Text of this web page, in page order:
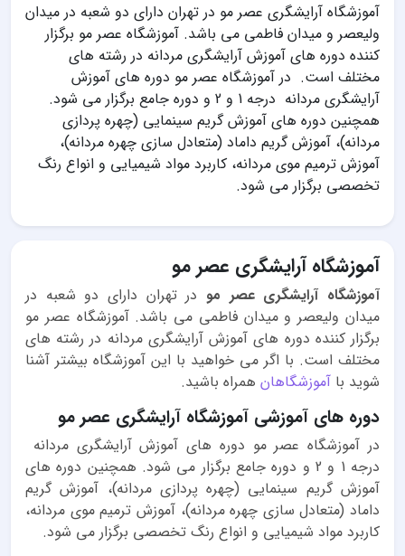
آموزشگاه آرایشگری عصر مو در تهران دارای دو شعبه در میدان
ولیعصر و میدان فاطمی می باشد. آموزشگاه عصر مو برگزار
کننده دوره های آموزش آرایشگری مردانه در رشته های
مختلف است. در آموزشگاه عصر مو دوره های آموزش
آرایشگری مردانه درجه 1 و 2 و دوره جامع برگزار می شود.
همچنین دوره های آموزش گریم سینمایی (چهره پردازی
مردانه)، آموزش گریم داماد (متعادل سازی چهره مردانه)،
آموزش ترمیم موی مردانه، کاربرد مواد شیمیایی و انواع رنگ
تخصصی برگزار می شود.
آموزشگاه آرایشگری عصر مو
آموزشگاه آرایشگری عصر مو در تهران دارای دو شعبه در
میدان ولیعصر و میدان فاطمی می باشد. آموزشگاه عصر مو
برگزار کننده دوره های آموزش آرایشگری مردانه در رشته های
مختلف است. با اگر می خواهید با این آموزشگاه بیشتر آشنا
شوید با آموزشگاهان همراه باشید.
دوره های آموزشی آموزشگاه آرایشگری عصر مو
در آموزشگاه عصر مو دوره های آموزش آرایشگری مردانه
درجه 1 و 2 و دوره جامع برگزار می شود. همچنین دوره های
آموزش گریم سینمایی (چهره پردازی مردانه)، آموزش گریم
داماد (متعادل سازی چهره مردانه)، آموزش ترمیم موی مردانه،
کاربرد مواد شیمیایی و انواع رنگ تخصصی برگزار می شود.